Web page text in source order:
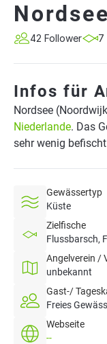
42 Follower 7
Infos für
Nordsee
Niederlande. Das
sehr wenig
Gewässertyp
Küste
Zielfische
Flussbarsch,
Angelverein /
unbekannt
Gast-/
Freies
Webseite
--